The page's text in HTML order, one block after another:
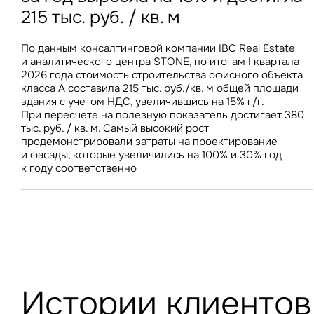
215 тыс. руб. / кв. м
По данным консалтинговой компании IBC Real Estate
и аналитического центра STONE, по итогам I квартала
2026 года стоимость строительства офисного объекта
класса А составила 215 тыс. руб./кв. м общей площади
здания с учетом НДС, увеличившись на 15% г/г.
При пересчете на полезную показатель достигает 380
тыс. руб. / кв. м. Самый высокий рост
продемонстрировали затраты на проектирование
и фасады, которые увеличились на 100% и 30% год
к году соответственно
остановила рост
Стоимость строительства складов в Центральном
федеральном округе за год увеличилась всего на 1,9% –
до 69 100 руб./кв. м. В условиях роста вакантного
предложения на складском рынке стабилизация затрат
на строительство будет способствовать дальнейшему
снижению ставок аренды
86% россиян покупают готовую еду, 36% приобретают
По итогам I полугодия 2026 года средняя цена
на номер в Москве снизилась на 6% г/г, тогда как
прирост в 10%
В I квартале 2026 года СЧА розничных ЗПИФ
на 163 тыс. кв. м, против 44 млрд руб. и 563 тыс. кв. м
недвижимости за аналогичный период прошлого года
Истории клиентов